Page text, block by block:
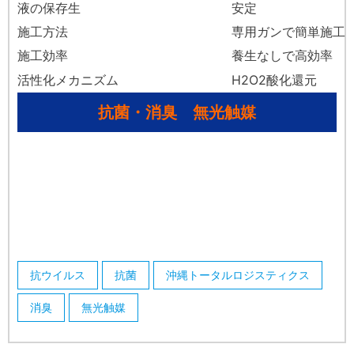
液の保存生
安定
施工方法
専用ガンで簡単施工
施工効率
養生なしで高効率
活性化メカニズム
H2O2酸化還元
抗菌・消臭 無光触媒
抗ウイルス 抗菌 沖縄トータルロジスティクス
消臭 無光触媒